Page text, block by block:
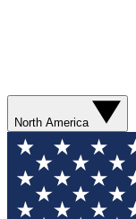
North America